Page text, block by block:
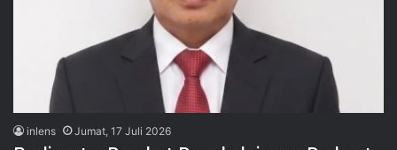
inlens Jumat, 17 Juli 2026